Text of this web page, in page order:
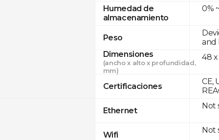
Humedad de
almacenamiento
Peso
Dimensiones
(ancho x alto x profundidad,
mm)
Certificaciones
Ethernet
Wifi
0%
and
48 x
CE,
Not
Not